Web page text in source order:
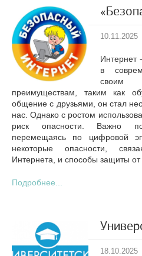
10.11.2025
Интернет
в
своим
преимуществам, таким как
общение с друзьями, он стал
нас. Однако с ростом
риск опасности. Важно
перемещаясь по цифровой
некоторые опасности,
Интернета, и способы защиты от
Подробнее...
18.10.2025